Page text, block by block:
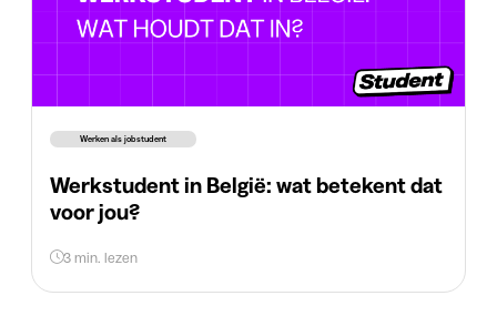
Werken als jobstudent
Werkstudent in België: wat betekent dat
voor jou?
3 min. lezen